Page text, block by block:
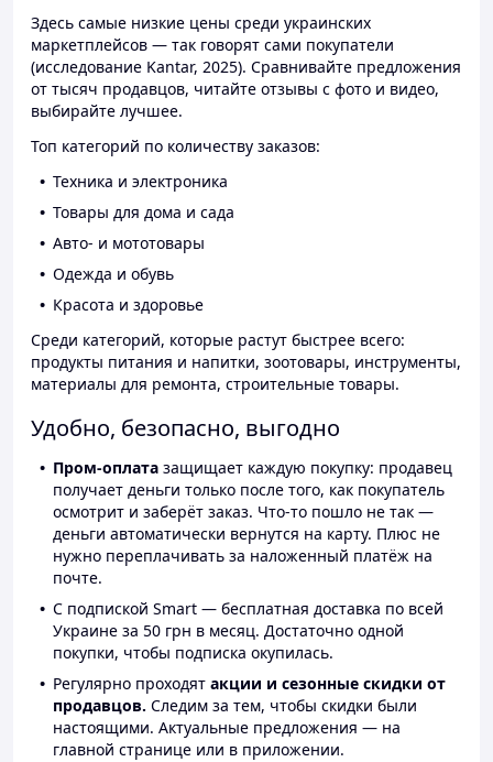
Здесь самые низкие цены среди украинских
маркетплейсов — так говорят сами покупатели
(исследование Kantar, 2025). Сравнивайте предложения
от тысяч продавцов, читайте отзывы с фото и видео,
выбирайте лучшее.
Топ категорий по количеству заказов:
Техника и электроника
Товары для дома и сада
Авто- и мототовары
Одежда и обувь
Красота и здоровье
Среди категорий, которые растут быстрее всего:
продукты питания и напитки, зоотовары, инструменты,
материалы для ремонта, строительные товары.
Удобно, безопасно, выгодно
Пром-оплата защищает каждую покупку: продавец
получает деньги только после того, как покупатель
осмотрит и заберёт заказ. Что-то пошло не так —
деньги автоматически вернутся на карту. Плюс не
нужно переплачивать за наложенный платёж на
почте.
С подпиской Smart — бесплатная доставка по всей
Украине за 50 грн в месяц. Достаточно одной
покупки, чтобы подписка окупилась.
Регулярно проходят акции и сезонные скидки от
продавцов. Следим за тем, чтобы скидки были
настоящими. Актуальные предложения — на
главной странице или в приложении.